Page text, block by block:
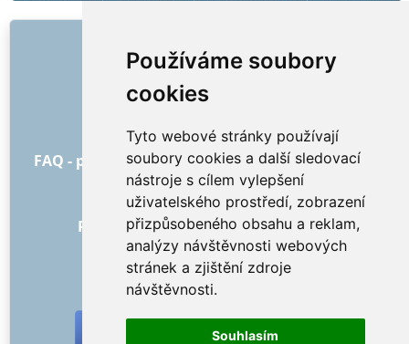
Používáme soubory
cookies
Tyto webové stránky používají
soubory cookies a další sledovací
nástroje s cílem vylepšení
uživatelského prostředí, zobrazení
přizpůsobeného obsahu a reklam,
analýzy návštěvnosti webových
stránek a zjištění zdroje
návštěvnosti.
Souhlasím
O nás
Jak to všechno začalo
Všeobecné obchodní podmínky
FAQ - pro objednatele FAQ - pro poskytovatele
Reklama a marketing
Blog
Recenze objednávek s hodnocením
Kontakt
SOCIÁLNÍ SÍTĚ